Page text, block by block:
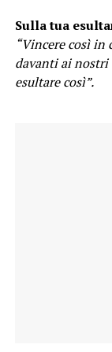
Sulla tua
“Vincere così in
davanti ai nostri
esultare così”.